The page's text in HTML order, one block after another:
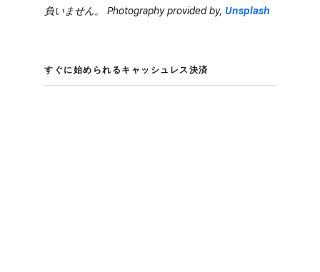
負いません。​ Photography provided by, Unsplash
すぐに​始められる​キャッシュレス決済